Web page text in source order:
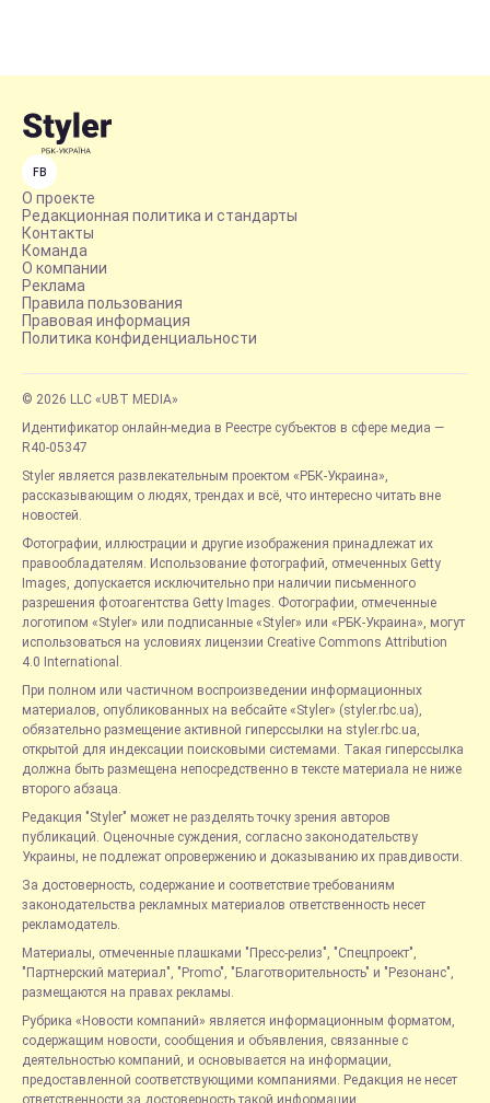
FB
О проекте
Редакционная политика и стандарты
Контакты
Команда
О компании
Реклама
Правила пользования
Правовая информация
Политика конфиденциальности
© 2026 LLC «UBT MEDIA»
Идентификатор онлайн-медиа в Реестре субъектов в сфере медиа —
R40-05347
Styler является развлекательным проектом «РБК-Украина»,
рассказывающим о людях, трендах и всё, что интересно читать вне
новостей.
Фотографии, иллюстрации и другие изображения принадлежат их
правообладателям. Использование фотографий, отмеченных Getty
Images, допускается исключительно при наличии письменного
разрешения фотоагентства Getty Images. Фотографии, отмеченные
логотипом «Styler» или подписанные «Styler» или «РБК-Украина», могут
использоваться на условиях лицензии Creative Commons Attribution
4.0 International.
При полном или частичном воспроизведении информационных
материалов, опубликованных на вебсайте «Styler» (styler.rbc.ua),
обязательно размещение активной гиперссылки на styler.rbc.ua,
открытой для индексации поисковыми системами. Такая гиперссылка
должна быть размещена непосредственно в тексте материала не ниже
второго абзаца.
Редакция "Styler" может не разделять точку зрения авторов
публикаций. Оценочные суждения, согласно законодательству
Украины, не подлежат опровержению и доказыванию их правдивости.
За достоверность, содержание и соответствие требованиям
законодательства рекламных материалов ответственность несет
рекламодатель.
Материалы, отмеченные плашками "Пресс-релиз", "Спецпроект",
"Партнерский материал", "Promo", "Благотворительность" и "Резонанс",
размещаются на правах рекламы.
Рубрика «Новости компаний» является информационным форматом,
содержащим новости, сообщения и объявления, связанные с
деятельностью компаний, и основывается на информации,
предоставленной соответствующими компаниями. Редакция не несет